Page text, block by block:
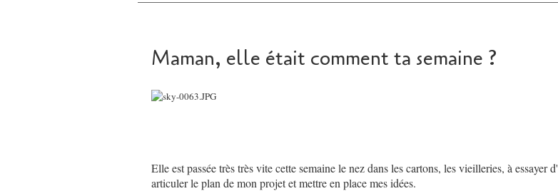
Maman, elle était comment ta semaine ?
Elle est passée très très vite cette semaine le nez dans les cartons, les vieilleries, à essayer d'
articuler le plan de mon projet et mettre en place mes idées.